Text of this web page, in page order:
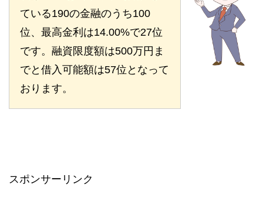
ている190の金融のうち100
位、最高金利は14.00%で27位
です。融資限度額は500万円ま
でと借入可能額は57位となって
おります。
スポンサーリンク